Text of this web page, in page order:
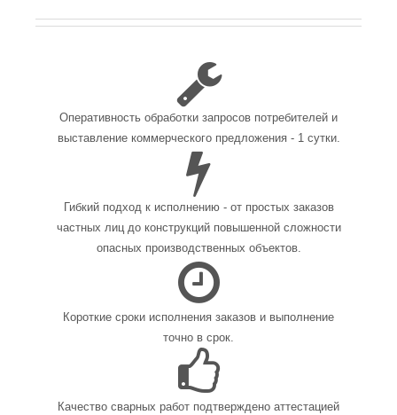
Оперативность обработки запросов потребителей и
выставление коммерческого предложения - 1 сутки.
Гибкий подход к исполнению - от простых заказов
частных лиц до конструкций повышенной сложности
опасных производственных объектов.
Короткие сроки исполнения заказов и выполнение
точно в срок.
Качество сварных работ подтверждено аттестацией